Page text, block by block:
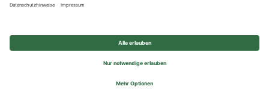
© 2026 REWE Group - All rights reserved